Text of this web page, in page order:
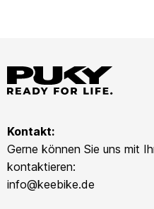
Kontakt:
Gerne können Sie uns mit
kontaktieren:
info@keebike.de